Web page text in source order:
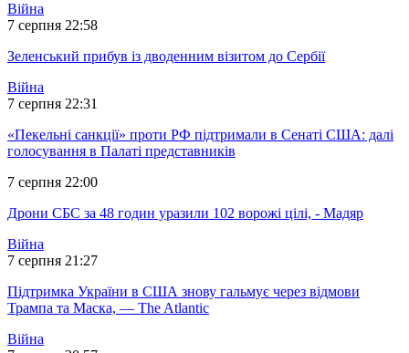
Війна
7 серпня 22:58
Зеленський прибув із дводенним візитом до Сербії
Війна
7 серпня 22:31
«Пекельні санкції» проти РФ підтримали в Сенаті США: далі
голосування в Палаті представників
7 серпня 22:00
Дрони СБС за 48 годин уразили 102 ворожі цілі, - Мадяр
Війна
7 серпня 21:27
Підтримка України в США знову гальмує через відмови
Трампа та Маска, — The Atlantic
Війна